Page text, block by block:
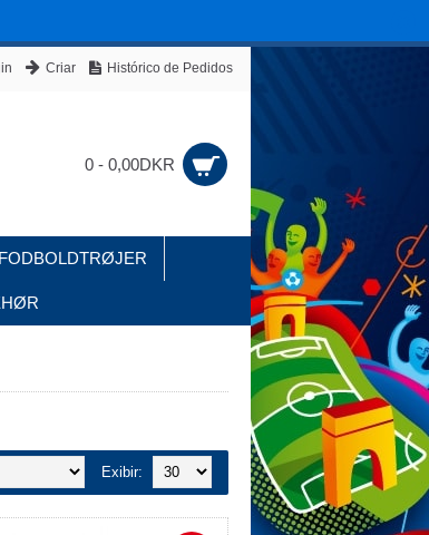
Criar Histórico de Pedidos
0 - 0,00DKR
Exibir: